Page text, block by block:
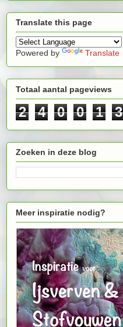
Translate this page
Powered by Translate
Totaal aantal pageviews
2 4 0 0 1 3
Zoeken in deze blog
Meer inspiratie nodig?